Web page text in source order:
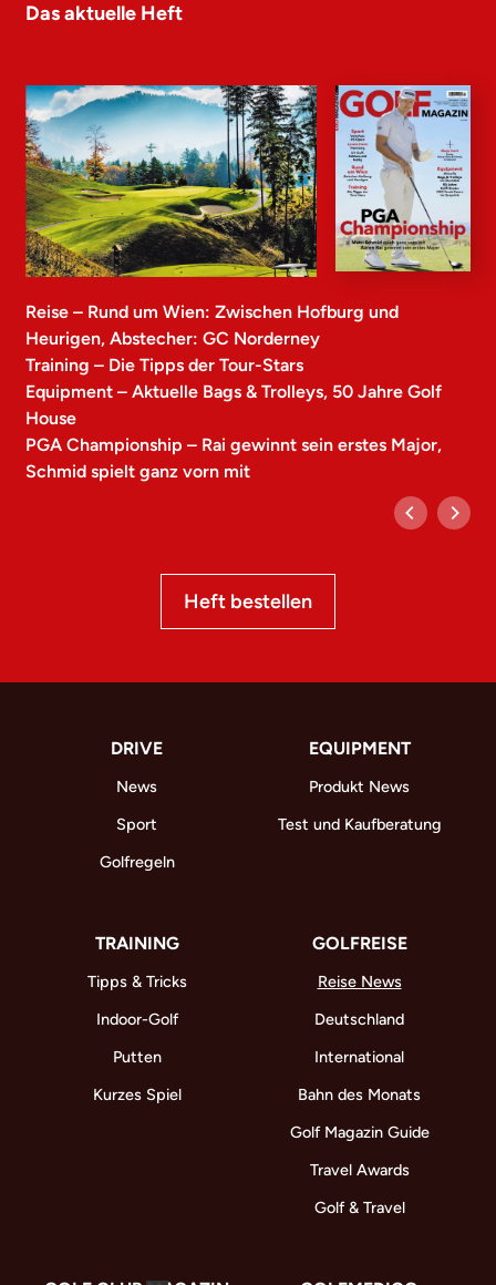
Das aktuelle Heft
Reise – Rund um Wien: Zwischen Hofburg und
Heurigen, Abstecher: GC Norderney
Training – Die Tipps der Tour-Stars
Equipment – Aktuelle Bags & Trolleys, 50 Jahre Golf
House
PGA Championship – Rai gewinnt sein erstes Major,
Schmid spielt ganz vorn mit
Heft bestellen
DRIVE
News
Sport
Golfregeln
EQUIPMENT
Produkt News
Test und Kaufberatung
TRAINING
Tipps & Tricks
Indoor-Golf
Putten
Kurzes Spiel
GOLFREISE
Reise News
Deutschland
International
Bahn des Monats
Golf Magazin Guide
Travel Awards
Golf & Travel